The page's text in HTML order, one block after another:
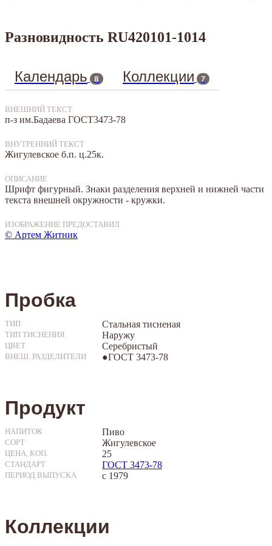
Разновидность RU420101-1014
Календарь 8 Коллекции 7
ВНЕШНИЙ ТЕКСТ
п-з им.Бадаева ГОСТ3473-78
ВНУТРЕННИЙ ТЕКСТ
Жигулевское б.п. ц.25к.
ОПИСАНИЕ
Шрифт фигурный. Знаки разделения верхней и нижней части
текста внешней окружности - кружки.
ИЗОБРАЖЕНИЕ ПРЕДОСТАВИЛ
© Артем Житник
Пробка
ТИП Стальная тисненая
ТИП ТИСНЕНИЯ Наружу
ЦВЕТ Серебристый
ВНЕШ. РАЗДЕЛИТЕЛИ ●ГОСТ 3473-78
Продукт
НАПИТОК Пиво
СОРТ Жигулевское
ЦЕНА, КОП. 25
СТАНДАРТ ГОСТ 3473-78
ПЕРИОД ВЫПУСКА с 1979
Коллекции